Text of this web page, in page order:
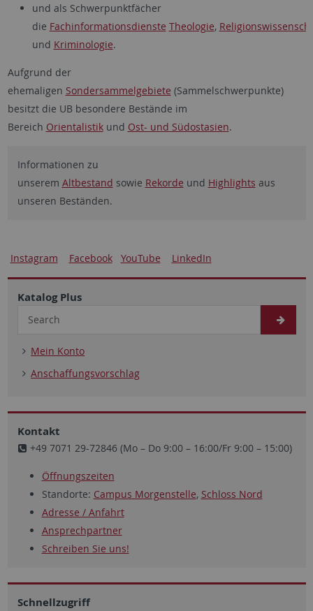
und als Schwerpunktfächer
die Fachinformationsdienste Theologie,
und Kriminologie.
Aufgrund der
ehemaligen Sondersammelgebiete (Sammelschwerpunkte)
besitzt die UB besondere Bestände im
Bereich Orientalistikund Ost- und Südostasien.
Informationen zu
unserem Altbestand sowie Rekorde und Highlights aus
unseren Beständen.
Instagram Facebook YouTube LinkedIn
Katalog Plus
Mein Konto
Anschaffungsvorschlag
Kontakt
+49 7071 29-72846 (Mo – Do 9:00 – 16:00/Fr 9:00 – 15:00)
Öffnungszeiten
Standorte: Campus Morgenstelle, Schloss Nord
Adresse / Anfahrt
Ansprechpartner
Schreiben Sie uns!
Schnellzugriff